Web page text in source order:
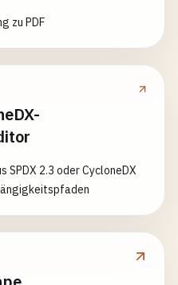
zu PDF
SPDX 2.3 oder CycloneDX